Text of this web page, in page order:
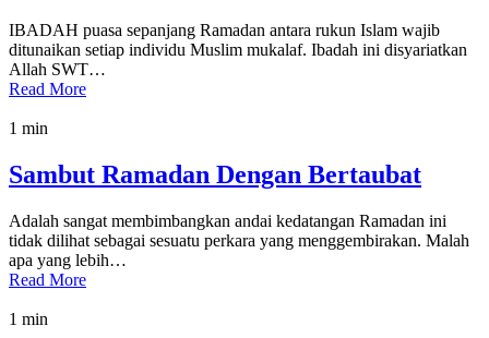
IBADAH puasa sepanjang Ramadan antara rukun Islam wajib
ditunaikan setiap individu Muslim mukalaf. Ibadah ini disyariatkan
Allah SWT…
Read More
1 min
Sambut Ramadan Dengan Bertaubat
Adalah sangat membimbangkan andai kedatangan Ramadan ini
tidak dilihat sebagai sesuatu perkara yang menggembirakan. Malah
apa yang lebih…
Read More
1 min